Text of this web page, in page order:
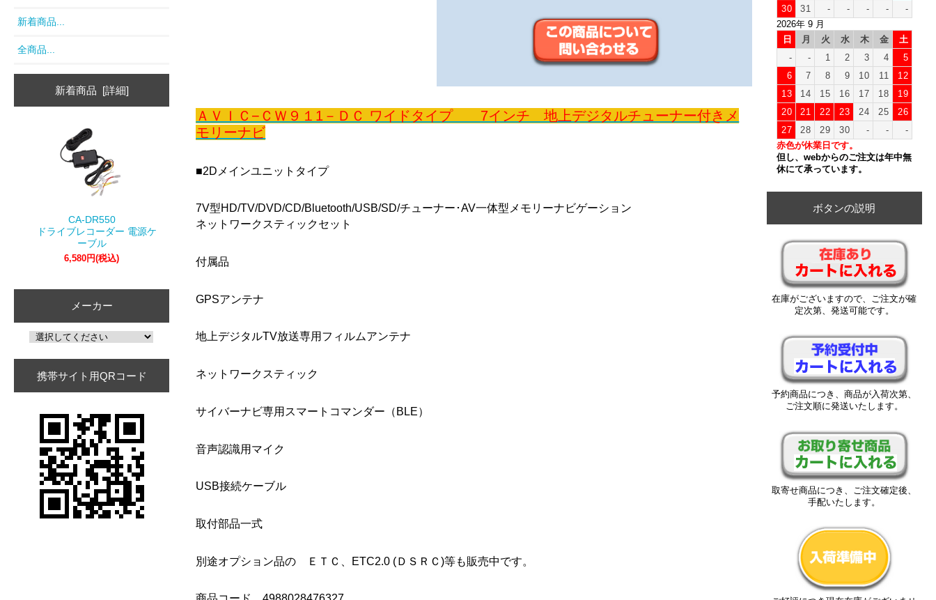
新着商品...
全商品...
新着商品 [詳細]
CA-DR550
ドライブレコーダー 電源ケ
ーブル
6,580円(税込)
メーカー
携帯サイト用QRコード
ＡＶＩＣ−ＣＷ９１1－ＤＣ ワイドタイプ 7インチ 地上デジタルチューナー付きメ
モリーナビ
■2Dメインユニットタイプ
7V型HD/TV/DVD/CD/Bluetooth/USB/SD/チューナー･AV一体型メモリーナビゲーション
ネットワークスティックセット
付属品
GPSアンテナ
地上デジタルTV放送専用フィルムアンテナ
ネットワークスティック
サイバーナビ専用スマートコマンダー（BLE）
音声認識用マイク
USB接続ケーブル
取付部品一式
別途オプション品の ＥＴＣ、ETC2.0 (ＤＳＲＣ)等も販売中です。
30
31 - - - -
-
2026年 9 月
日
月 火 水 木 金
土
-
- 1 2 3 4
5
6
7 8 9 10 11
12
13
14 15 16 17 18
19
20
21 22 23 24 25
26
27
28 29 30 - -
-
赤色が休業日です。
但し、webからのご注文は年中無
休にて承っています。
ボタンの説明
在庫がございますので、ご注文が確
定次第、発送可能です。
予約商品につき、商品が入荷次第、
ご注文順に発送いたします。
取寄せ商品につき、ご注文確定後、
手配いたします。